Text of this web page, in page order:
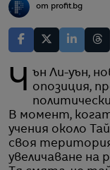
от profit.bg
Чън Ли-уън, новият лидер на тайванската опозиция,
В момент,
учения около
своя
увеличаване на